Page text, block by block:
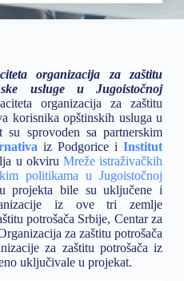
organizacija za zaštitu
usluge u Jugoistočnoj
organizacija za zaštitu
korisnika opštinskih usluga u
su sprovoden sa partnerskim
iz Podgorice i Institut
u okviru Mreže istraživačkih
politikama u Jugoistočnoj
projekta bile su uključene i
iz ove tri zemlje
potrošača Srbije, Centar za
za zaštitu potrošača
za zaštitu potrošača iz
uključivale u projekat.